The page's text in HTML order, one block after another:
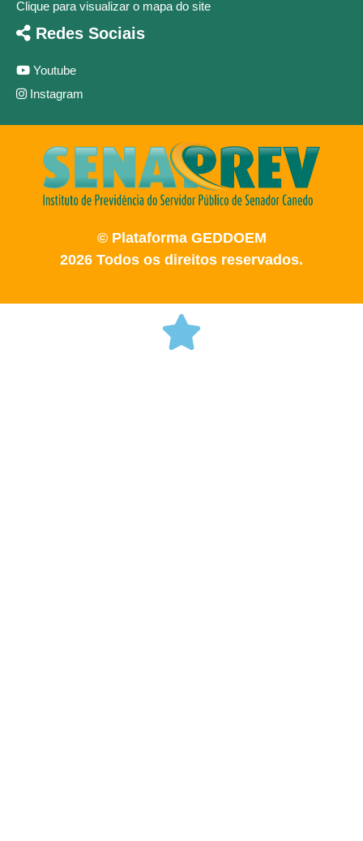
Clique para visualizar o mapa do site
Redes Sociais
Youtube
Instagram
© Plataforma GEDDOEM
2026 Todos os direitos reservados.